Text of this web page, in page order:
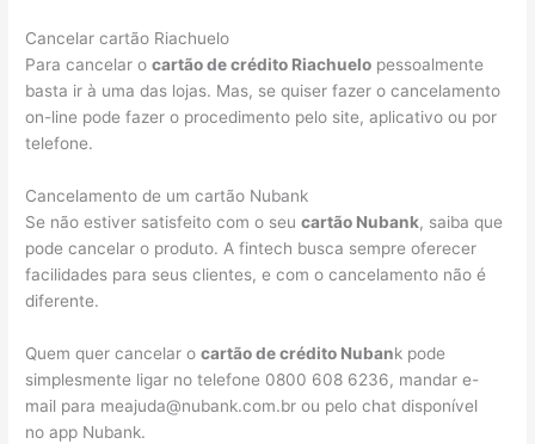
Cancelar cartão Riachuelo
Para cancelar ocartão de crédito Riachuelo pessoalmente
basta ir à uma das lojas. Mas, se quiser fazer o cancelamento
on-line pode fazer o procedimento pelo site, aplicativo ou por
telefone.
Cancelamento de um cartão Nubank
Se não estiver satisfeito com o seucartão Nubank, saiba que
pode cancelar o produto. A fintech busca sempre oferecer
facilidades para seus clientes, e com o cancelamento não é
diferente.
Quem quer cancelar ocartão de crédito Nubank pode
simplesmente ligar no telefone 0800 608 6236, mandar e-
mail para meajuda@nubank.com.br ou pelo chat disponível
no app Nubank.